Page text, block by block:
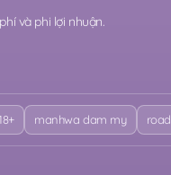
và phi lợi nhuận.
manhwa dam my